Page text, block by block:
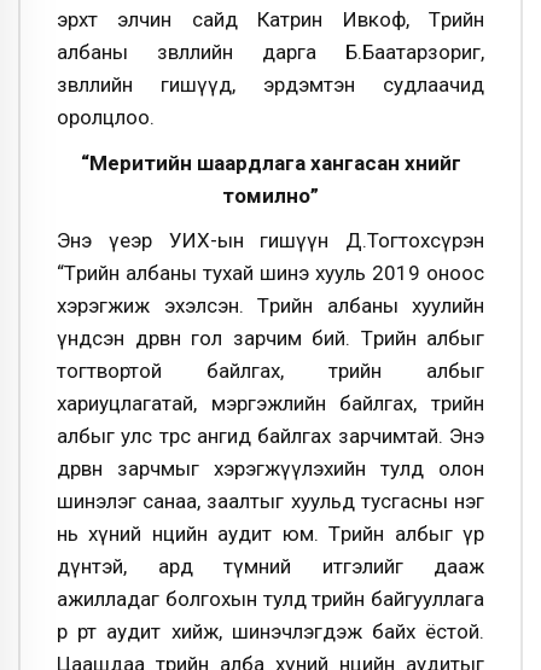
эрхт элчин сайд Катрин Ивкоф, Төрийн
албаны зөвлөлийн дарга Б.Баатарзориг,
зөвлөлийн гишүүд, эрдэмтэн судлаачид
оролцлоо.
“Меритийн шаардлага хангасан хүнийг
томилно”
Энэ үеэр УИХ-ын гишүүн Д.Тогтохсүрэн
“Төрийн албаны тухай шинэ хууль 2019 оноос
хэрэгжиж эхэлсэн. Төрийн албаны хуулийн
үндсэн дөрвөн гол зарчим бий. Төрийн албыг
тогтвортой байлгах, төрийн албыг
хариуцлагатай, мэргэжлийн байлгах, төрийн
албыг улс төрөөс ангид байлгах зарчимтай. Энэ
дөрвөн зарчмыг хэрэгжүүлэхийн тулд олон
шинэлэг санаа, заалтыг хуульд тусгасны нэг
нь хүний нөөцийн аудит юм. Төрийн албыг үр
дүнтэй, ард түмний итгэлийг дааж
ажилладаг болгохын тулд төрийн байгууллага
өөрөө өөртөө аудит хийж, шинэчлэгдэж байх ёстой.
Цаашдаа төрийн алба хүний нөөцийн аудитыг